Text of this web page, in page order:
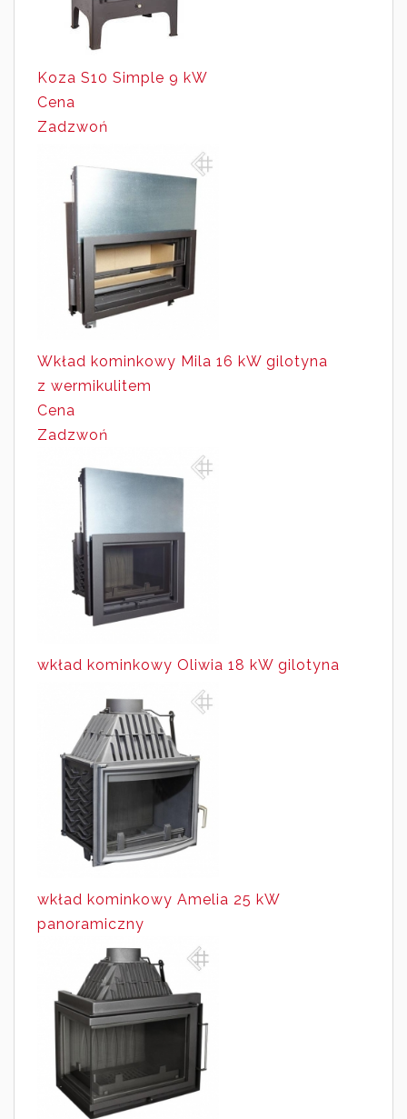
Koza S10 Simple 9 kW
Cena
Zadzwoń
Wkład kominkowy Mila 16 kW gilotyna
z wermikulitem
Cena
Zadzwoń
wkład kominkowy Oliwia 18 kW gilotyna
wkład kominkowy Amelia 25 kW
panoramiczny